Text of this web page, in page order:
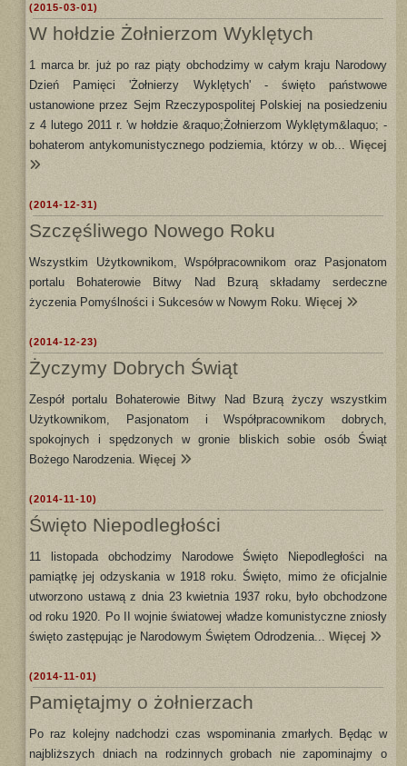
(2015-03-01)
W hołdzie Żołnierzom Wyklętych
1 marca br. już po raz piąty obchodzimy w całym kraju Narodowy
Dzień Pamięci 'Żołnierzy Wyklętych' - święto państwowe
ustanowione przez Sejm Rzeczypospolitej Polskiej na posiedzeniu
z 4 lutego 2011 r. 'w hołdzie &raquo;Żołnierzom Wyklętym&laquo; -
bohaterom antykomunistycznego podziemia, którzy w ob... Więcej
(2014-12-31)
Szczęśliwego Nowego Roku
Wszystkim Użytkownikom, Współpracownikom oraz Pasjonatom
portalu Bohaterowie Bitwy Nad Bzurą składamy serdeczne
życzenia Pomyślności i Sukcesów w Nowym Roku. Więcej
(2014-12-23)
Życzymy Dobrych Świąt
Zespół portalu Bohaterowie Bitwy Nad Bzurą życzy wszystkim
Użytkownikom, Pasjonatom i Współpracownikom dobrych,
spokojnych i spędzonych w gronie bliskich sobie osób Świąt
Bożego Narodzenia. Więcej
(2014-11-10)
Święto Niepodległości
11 listopada obchodzimy Narodowe Święto Niepodległości na
pamiątkę jej odzyskania w 1918 roku. Święto, mimo że oficjalnie
utworzono ustawą z dnia 23 kwietnia 1937 roku, było obchodzone
od roku 1920. Po II wojnie światowej władze komunistyczne zniosły
święto zastępując je Narodowym Świętem Odrodzenia... Więcej
(2014-11-01)
Pamiętajmy o żołnierzach
Po raz kolejny nadchodzi czas wspominania zmarłych. Będąc w
najbliższych dniach na rodzinnych grobach nie zapominajmy o